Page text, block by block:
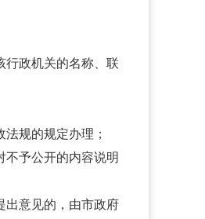
政机关的名称、联
规的规定办理；
予公开的内容说明
意见的，由市政府